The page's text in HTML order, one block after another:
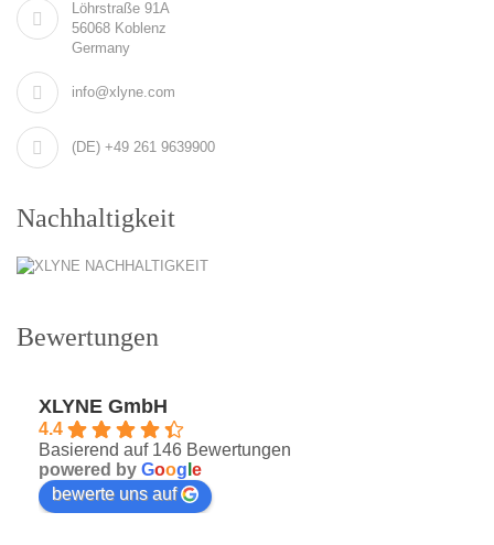
Löhrstraße 91A
56068 Koblenz
Germany
info@xlyne.com
(DE) +49 261 9639900
Nachhaltigkeit
Bewertungen
XLYNE GmbH
4.4
Basierend auf 146 Bewertungen
powered by Goog e
bewerte uns auf